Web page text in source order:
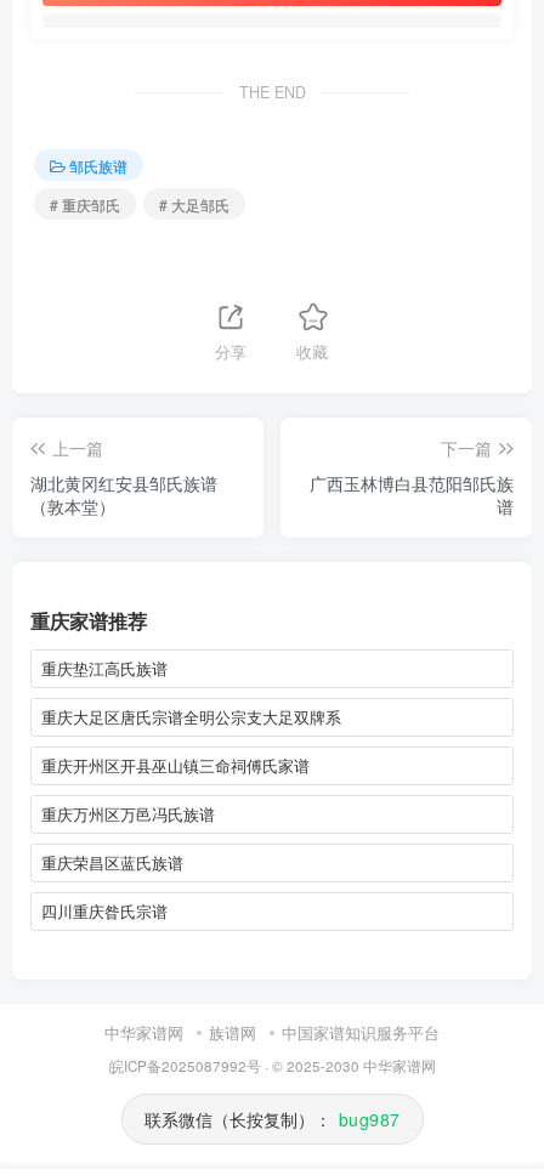
THE END
邹氏族谱
# 重庆邹氏
# 大足邹氏
分享 收藏
上一篇
湖北黄冈红安县邹氏族谱
（敦本堂）
下一篇
广西玉林博白县范阳邹氏族
谱
重庆家谱推荐
重庆垫江高氏族谱
重庆大足区唐氏宗谱全明公宗支大足双牌系
重庆开州区开县巫山镇三命祠傅氏家谱
重庆万州区万邑冯氏族谱
重庆荣昌区蓝氏族谱
四川重庆昝氏宗谱
中华家谱网 族谱网 中国家谱知识服务平台
皖ICP备2025087992号· © 2025-2030 中华家谱网
联系微信（长按复制）： bug987